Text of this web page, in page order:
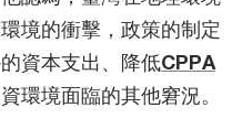
境的衝擊，政策的制定
資本支出、降低CPPA
環境面臨的其他窘況。